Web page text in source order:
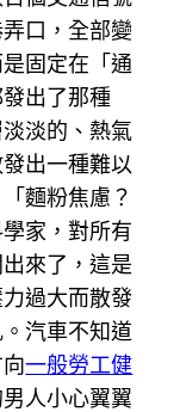
口，全部變
固定在「通
出了那種
淡淡的、熱氣
出一種難以
麵粉焦慮？
家，對所有
來了，這是
過大而散發
汽車不知道
一般勞工健
人小心翼翼